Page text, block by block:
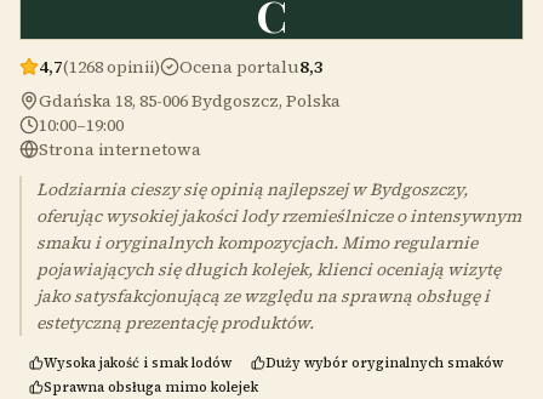
C
4,7(1268 opinii) Ocena portalu8,3
Gdańska 18, 85-006 Bydgoszcz, Polska
10:00–19:00
Strona internetowa
Lodziarnia cieszy się opinią najlepszej w Bydgoszczy,
oferując wysokiej jakości lody rzemieślnicze o intensywnym
smaku i oryginalnych kompozycjach. Mimo regularnie
pojawiających się długich kolejek, klienci oceniają wizytę
jako satysfakcjonującą ze względu na sprawną obsługę i
estetyczną prezentację produktów.
Wysoka jakość i smak lodów
Duży wybór oryginalnych smaków
Sprawna obsługa mimo kolejek